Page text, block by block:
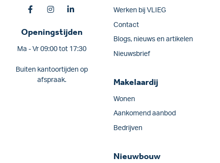
Openingstijden
Ma - Vr 09:00 tot 17:30
Buiten kantoortijden op
afspraak.
Werken bij VLIEG
Contact
Blogs, nieuws en artikelen
Nieuwsbrief
Makelaardij
Wonen
Aankomend aanbod
Bedrijven
Nieuwbouw